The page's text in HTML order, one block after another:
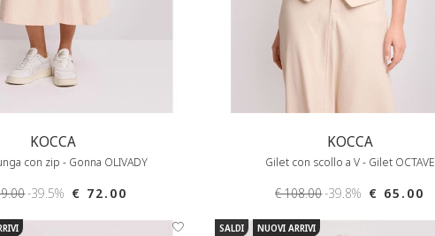
KOCCA
con zip - Gonna OLIVADY
-39.5% € 72.00
KOCCA
Gilet con scollo a V - Gilet OCTAVE
€ 108.00-39.8% € 65.00
SALDI NUOVI ARRIVI